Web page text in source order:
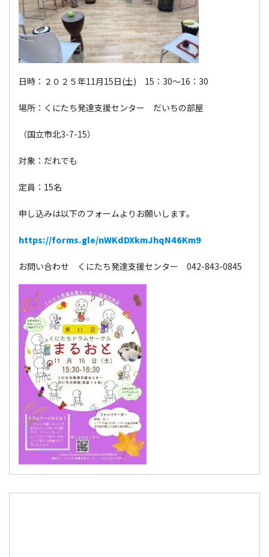
日時：２０２５年11月15日(土) 15：30～16：30
場所：くにたち発達支援センター だいちの部屋
（国立市北3-7-15）
対象：だれでも
定員：15名
申し込みは以下のフォームよりお願いします。
https://forms.gle/nWKdDXkmJhqN46Km9
お問い合わせ くにたち発達支援センター 042-843-0845